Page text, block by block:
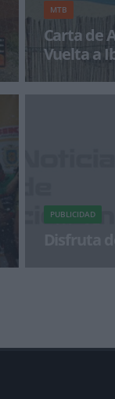
MTB
Carta de
Vuelta a
PUBLICIDAD
Disfruta